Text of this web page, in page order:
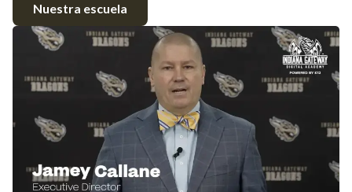
Nuestra escuela